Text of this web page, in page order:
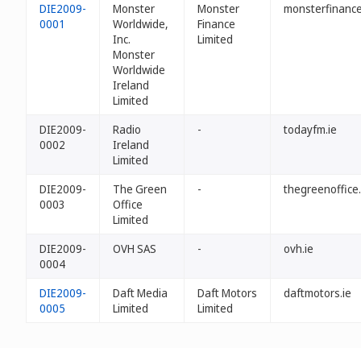
DIE2009-
0001
Monster
Worldwide,
Inc.
Monster
Worldwide
Ireland
Limited
Monster
Finance
Limited
DIE2009-
0002
Radio
Ireland
Limited
- todayfm.ie
DIE2009-
0003
The Green
Office
Limited
-
DIE2009-
0004
OVH SAS - ovh.ie
DIE2009-
0005
Daft Media
Limited
Daft Motors
Limited
daftmotors.ie